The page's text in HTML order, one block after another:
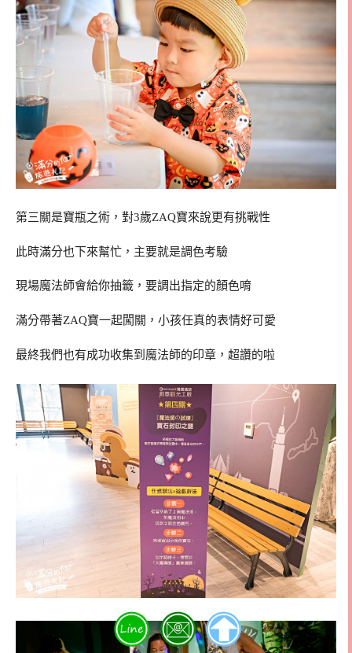
第三關是寶瓶之術，對3歲ZAQ寶來說更有挑戰性
此時滿分也下來幫忙，主要就是調色考驗
現場魔法師會給你抽籤，要調出指定的顏色唷
滿分帶著ZAQ寶一起闖關，小孩任真的表情好可愛
最終我們也有成功收集到魔法師的印章，超讚的啦